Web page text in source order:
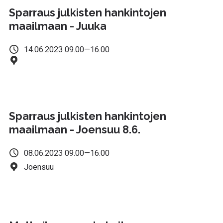
Sparraus julkisten hankintojen
maailmaan - Juuka
14.06.2023 09.00—16.00
Sparraus julkisten hankintojen
maailmaan - Joensuu 8.6.
08.06.2023 09.00—16.00
Joensuu